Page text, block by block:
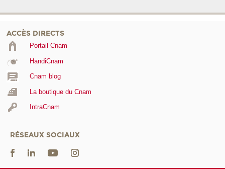
ACCÈS DIRECTS
Portail Cnam
HandiCnam
Cnam blog
La boutique du Cnam
IntraCnam
RÉSEAUX SOCIAUX